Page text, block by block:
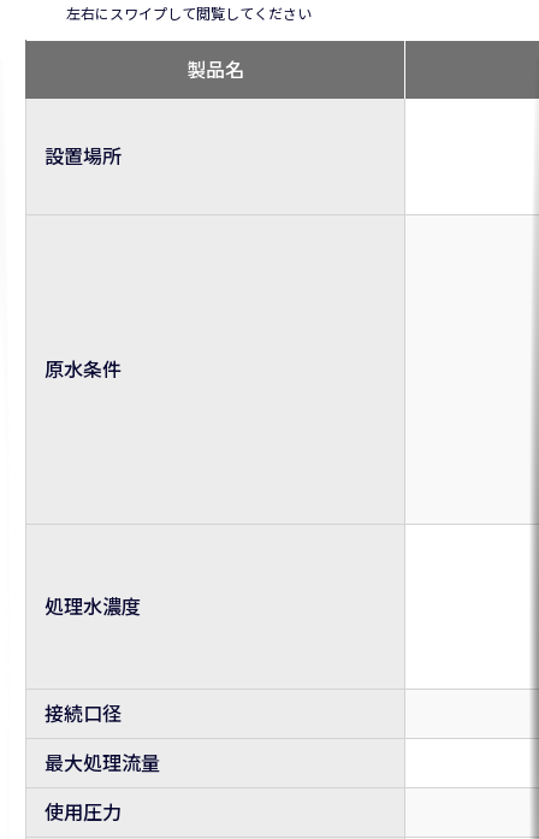
製品名
設置場所
原水条件
処理水濃度
接続口径
最大処理流量
使用圧力